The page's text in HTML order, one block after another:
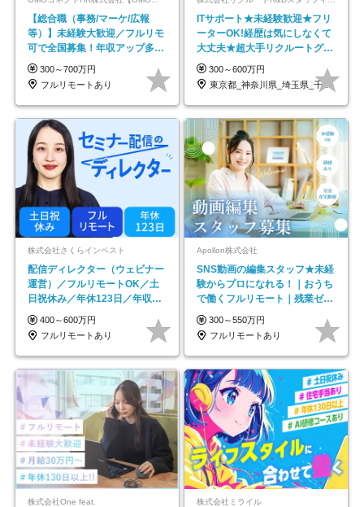
【総合職（事務/マーケ/広報
等）】未経験大歓迎／フルリモ
可で全国募集！年収アップ多数
★年休最大130日★
300～700万円
フルリモートあり
ITサポート★未経験歓迎★フリ
ーターOK!経歴は気にしなくて
大丈夫★超大手リクルートグル
ープの正社員/sg
300～600万円
東京都_神奈川県_埼玉県_千葉県_大阪府…
株式会社さくらインベスト
配信ディレクター（ウェビナー
運営）／フルリモートOK／土
日祝休み／年休123日／年収
600万円可
400～600万円
フルリモートあり
Apollon株式会社
SNS動画の編集スタッフ★未経
験からプロになれる！｜おうち
で働くフルリモート｜残業ゼロ
で18時退勤◎
300～550万円
フルリモートあり
株式会社One feat. 株式会社ミライル